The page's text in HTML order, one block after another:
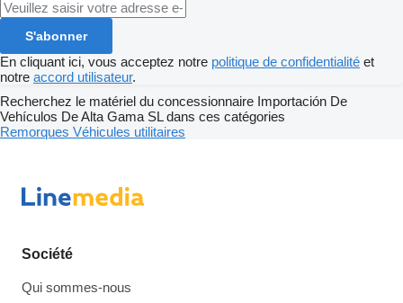
S'abonner
En cliquant ici, vous acceptez notre politique de confidentialité et
notre accord utilisateur.
Recherchez le matériel du concessionnaire Importación De
Vehículos De Alta Gama SL dans ces catégories
Remorques Véhicules utilitaires
Société
Qui sommes-nous